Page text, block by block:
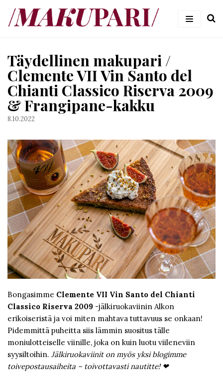
Siirry
suoraan
Täydellinen makupari /
Clemente VII Vin Santo del
Chianti Classico Riserva 2009
& Frangipane-kakku
8.10.2022
Bongasimme Clemente VII Vin Santo del Chianti
Classico Riserva 2009 -jälkiruokaviinin Alkon
erikoiseristä ja voi miten mahtava tuttavuus se onkaan!
Pidemmittä puheitta siis lämmin suositus tälle
moniulotteiselle viinille, joka on kuin luotu viileneviin
syysiltoihin. Jälkiruokaviinit on myös yksi blogimme
toivepostausaiheita – toivottavasti nautitte! ❤︎